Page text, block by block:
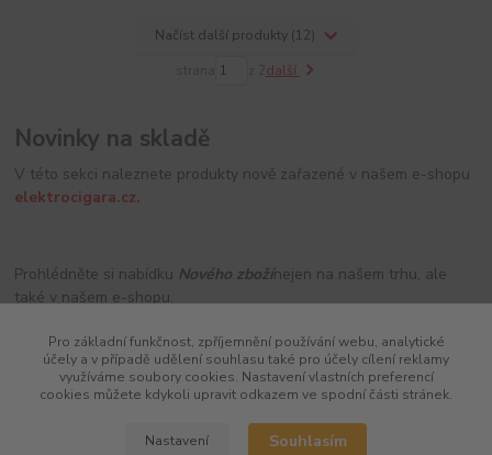
Načíst další produkty (12)
další
Novinky na skladě
V této sekci naleznete produkty nově zařazené v našem e-shopu
elektrocigara.cz.
Prohlédněte si nabídku Nového zbožínejen na našem trhu, ale
také v našem e-shopu.
S námi nebudete nikdy pozadu!
Pro základní funkčnost, zpříjemnění používání webu, analytické
účely a v případě udělení souhlasu také pro účely cílení reklamy
využíváme soubory cookies. Nastavení vlastních preferencí
cookies můžete kdykoli upravit odkazem ve spodní části stránek.
Nastavení Souhlasím